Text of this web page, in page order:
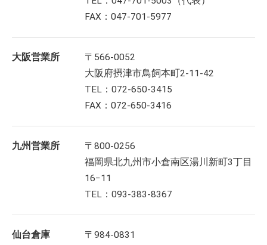
FAX：047-701-5977
大阪営業所
〒566-0052
大阪府摂津市鳥飼本町2-11-42
TEL：072-650-3415
FAX：072-650-3416
九州営業所
〒800-0256
福岡県北九州市小倉南区湯川新町3丁目
16−11
TEL：093-383-8367
仙台倉庫
〒984-0831